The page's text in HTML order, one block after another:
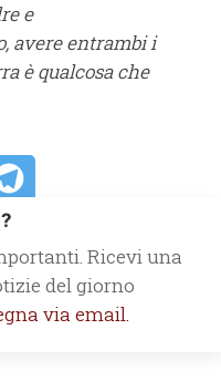
e
avere entrambi i
è qualcosa che
Ricevi una
del giorno
via email.